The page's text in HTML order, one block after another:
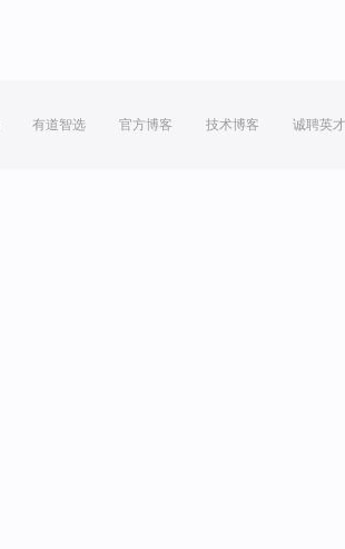
有道智选 官方博客 技术博客 诚聘英才